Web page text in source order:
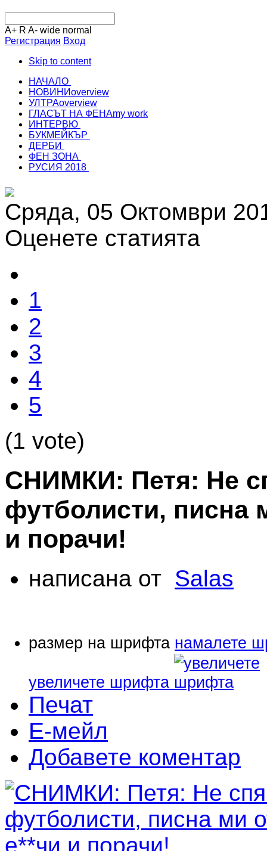
A+ R A- wide normal
Регистрация Вход
Skip to content
НАЧАЛО
НОВИНИoverview
УЛТРАoverview
ГЛАСЪТ НА ФЕНАmy work
ИНТЕРВЮ
БУКМЕЙКЪР
ДЕРБИ
ФЕН ЗОНА
РУСИЯ 2018
Сряда, 05 Октомври
Оценете статията
1
2
3
4
5
(1 vote)
СНИМКИ: Петя: Не
футболисти, писна
и порачи!
написана от Salas
размер на шрифта намалете
увеличете шрифта
Печат
Е-мейл
Добавете коментар